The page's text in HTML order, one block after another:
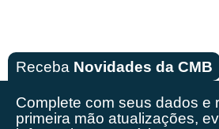
Receba Novidades da CMB
Complete com seus dados e
primeira mão atualizações,